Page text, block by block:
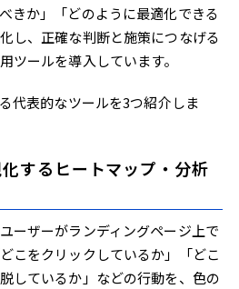
きか」「どのように最適化できる
し、正確な判断と施策につなげる
ツールを導入しています。
代表的なツールを3つ紹介しま
するヒートマップ・分析
ーザーがランディングページ上で
こをクリックしているか」「どこ
しているか」などの行動を、色の